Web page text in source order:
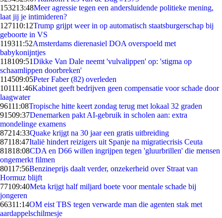
153213:48Meer agressie tegen een andersluidende politieke mening,
laat jij je intimideren?
127110:12Trump grijpt weer in op automatisch staatsburgerschap bij
geboorte in VS
119311:52Amsterdams dierenasiel DOA overspoeld met
babykonijntjes
118109:51Dikke Van Dale neemt 'vulvalippen' op: 'stigma op
schaamlippen doorbreken'
114509:05Peter Faber (82) overleden
101111:46Kabinet geeft bedrijven geen compensatie voor schade door
laagwater
96111:08Tropische hitte keert zondag terug met lokaal 32 graden
91509:37Denemarken pakt AI-gebruik in scholen aan: extra
mondelinge examens
87214:33Quake krijgt na 30 jaar een gratis uitbreiding
87118:47Italië hindert reizigers uit Spanje na migratiecrisis Ceuta
81818:08CDA en D66 willen ingrijpen tegen 'gluurbrillen' die mensen
ongemerkt filmen
80117:56Benzineprijs daalt verder, onzekerheid over Straat van
Hormuz blijft
77109:40Meta krijgt half miljard boete voor mentale schade bij
jongeren
66311:14OM eist TBS tegen verwarde man die agenten stak met
aardappelschilmesje